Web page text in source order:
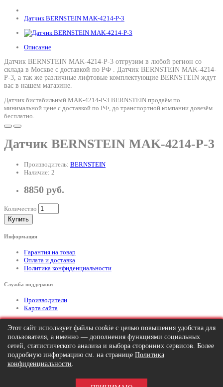
Датчик BERNSTEIN MAK-4214-P-3
Описание
Датчик BERNSTEIN MAK-4214-P-3 отгрузим в любой регион со
склада в Москве с доставкой по РФ . Датчик BERNSTEIN MAK-4214-
P-3, а так же различные лифтовые комплектующие BERNSTEIN ждут
вас в нашем магазине.
Датчик бистабильный MAK-4214-P-3 BERNSTEIN продаём по
минимальной цене с доставкой по РФ, до транспортной компании довезём
бесплатно.
Датчик BERNSTEIN MAK-4214-P-3
Производитель: BERNSTEIN
Наличие: 2
8850 руб.
Количество
Купить
Информация
Гарантия на товар
Оплата и доставка
Политика конфиденциальности
Служба поддержки
Производители
Карта сайта
Дополнительно
Тел: +7 (495) 646-82-95 mailto:info@apexx.ru
Вся информация и цены на товар, размещенные на данном сайте, носят
информационный характер и ни при каких обстоятельствах не является
публичной офертой!
Этот сайт использует файлы cookie с целью повышения удобства для
пользователя, а именно — дополнения функциями социальных
сетей, статистического анализа и выбора сторонних сервисов. Более
подробную информацию см. на странице Политика
конфиденциальности.